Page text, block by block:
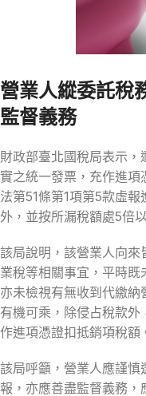
營業人縱委託稅
監督義務
財政部臺北國稅局表示
實之統一發票，充作進項
法第51條第1項第5款虛
外，並按所漏稅額處5倍
該局說明，該營業人向來
業稅等相關事宜，平時既
亦未檢視有無收到代繳
有機可乘，除侵占稅款
作進項憑證扣抵銷項稅額
該局呼籲，營業人應謹慎
報，亦應善盡監督義務，